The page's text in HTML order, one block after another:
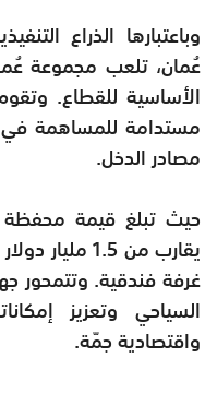
وباعتبارها الذراع
عُمان، تلعب مجموعة
الأساسية للقطاع.
مستدامة للمساهمة في
مصادر الدخل.
حيث تبلغ قيمة محفظة
غرفة فندقية. وتتمحور
السياحي وتعزيز
واقتصادية جمّة.